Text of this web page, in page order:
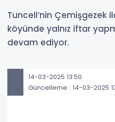
Tunceli’nin Çemişgezek
köyünde yalnız iftar
devam ediyor.
14-03-2025 13:50
Güncelleme : 14-03-2025